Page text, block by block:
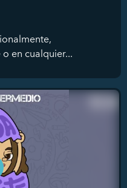
en cualquier...